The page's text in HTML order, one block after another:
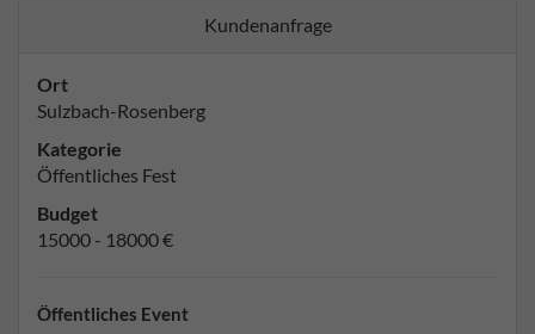
Kundenanfrage
Ort
Sulzbach-Rosenberg
Kategorie
Öffentliches Fest
Budget
15000 - 18000 €
Öffentliches Event